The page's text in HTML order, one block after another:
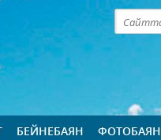
БЕЙНЕБАЯН ФОТОБАЯН